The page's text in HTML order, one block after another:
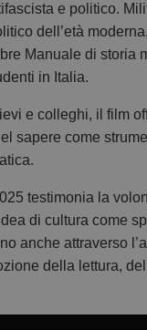
e politico.
dell’età
Manuale di storia
in Italia.
e colleghi, il film
sapere come
testimonia la
di cultura come
anche attraverso
della lettura,